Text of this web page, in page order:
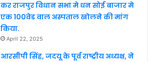
कर राजपुर विधान सभा मे धन सोई बाजार मे
एक 100वेड वाल अस्पताल खोलने की मांग
किया.
April 22, 2025
आरसीपी सिंह, जदयू के पूर्व राष्ट्रीय अध्यक्ष, ने